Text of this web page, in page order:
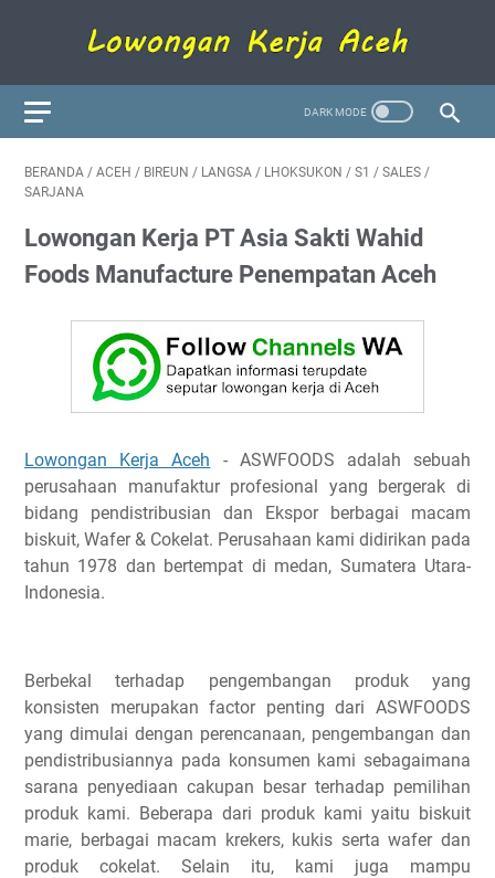
BERANDA / ACEH / BIREUN / LANGSA / LHOKSUKON / S1 / SALES /
SARJANA
Lowongan Kerja PT Asia Sakti Wahid
Foods Manufacture Penempatan Aceh
Lowongan Kerja Aceh - ASWFOODS adalah sebuah
perusahaan manufaktur profesional yang bergerak di
bidang pendistribusian dan Ekspor berbagai macam
biskuit, Wafer & Cokelat. Perusahaan kami didirikan pada
tahun 1978 dan bertempat di medan, Sumatera Utara-
Indonesia.
Berbekal terhadap pengembangan produk yang
konsisten merupakan factor penting dari ASWFOODS
yang dimulai dengan perencanaan, pengembangan dan
pendistribusiannya pada konsumen kami sebagaimana
sarana penyediaan cakupan besar terhadap pemilihan
produk kami. Beberapa dari produk kami yaitu biskuit
marie, berbagai macam krekers, kukis serta wafer dan
produk cokelat. Selain itu, kami juga mampu